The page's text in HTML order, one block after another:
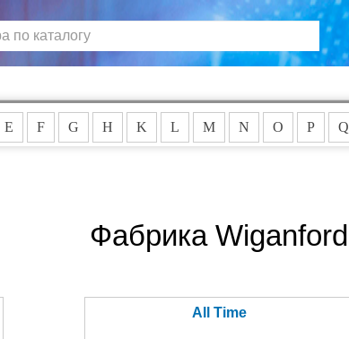
E F G H K L M N O P Q
Фабрика Wiganford
All Time